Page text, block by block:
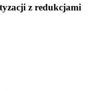
z redukcjami